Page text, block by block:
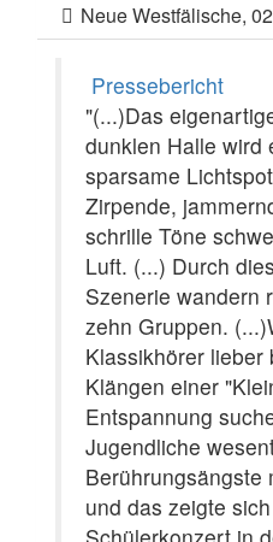
Neue Westfälische,
Pressebericht
"(...)Das
dunklen Halle wird
sparsame
Zirpende,
schrille Töne
Luft. (...) Durch
Szenerie wandern
zehn Gruppen.
Klassikhörer lieber
Klängen einer
Entspannung
Jugendliche
Berührungsängste
und das zeigte